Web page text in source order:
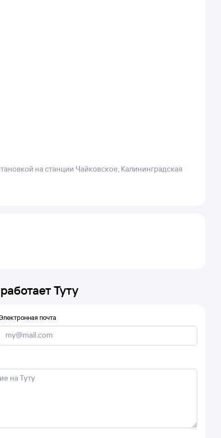
на станции Чайковское, Калининградская
Туту
почта